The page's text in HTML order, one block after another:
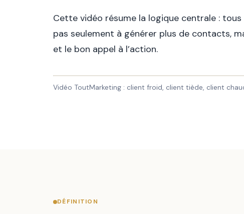
Cette vidéo résume la logique centrale :
pas seulement à générer plus de contacts,
et le bon appel à l’action.
Vidéo ToutMarketing : client froid, client tiède, client
DÉFINITION